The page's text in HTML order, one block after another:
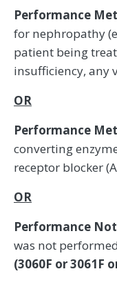
Performance
for nephropathy
patient being
insufficiency, any
OR
Performance
converting
receptor blocker
OR
Performance
was not
(3060F or 3061F